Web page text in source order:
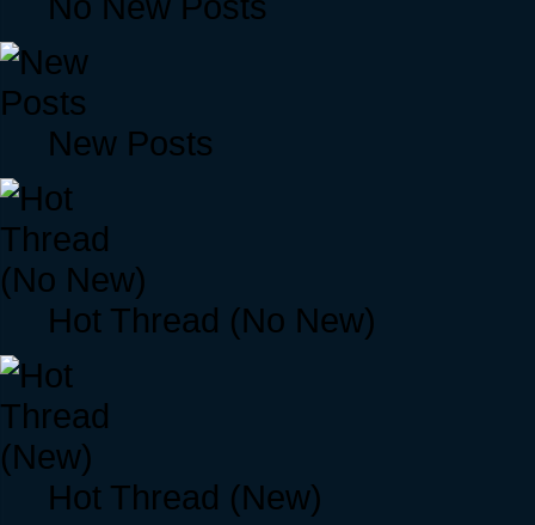
New Posts
Hot Thread (No New)
Hot Thread (New)